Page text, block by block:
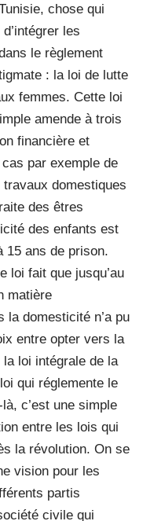
chose qui
les
le règlement
: la loi de lutte
femmes. Cette loi
amende à trois
financière et
par exemple de
domestiques
des êtres
des enfants est
15 ans de prison.
loi fait que jusqu’au
matière
la domesticité n’a pu
entre opter vers la
loi intégrale de la
qui réglemente le
c’est une simple
entre les lois qui
la révolution. On se
vision pour les
partis
civile qui